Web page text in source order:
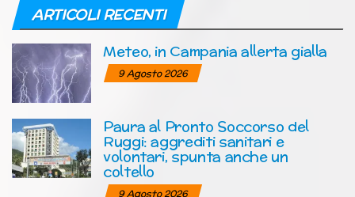
ARTICOLI RECENTI
Meteo, in Campania allerta gialla
9 Agosto 2026
Paura al Pronto Soccorso del
Ruggi: aggrediti sanitari e
volontari, spunta anche un
coltello
9 Agosto 2026